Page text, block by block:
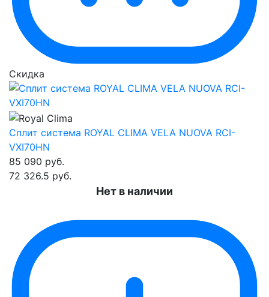
Скидка
Сплит система ROYAL CLIMA VELA NUOVA RCI-
VXI70HN
85 090 руб.
72 326.5 руб.
Нет в наличии